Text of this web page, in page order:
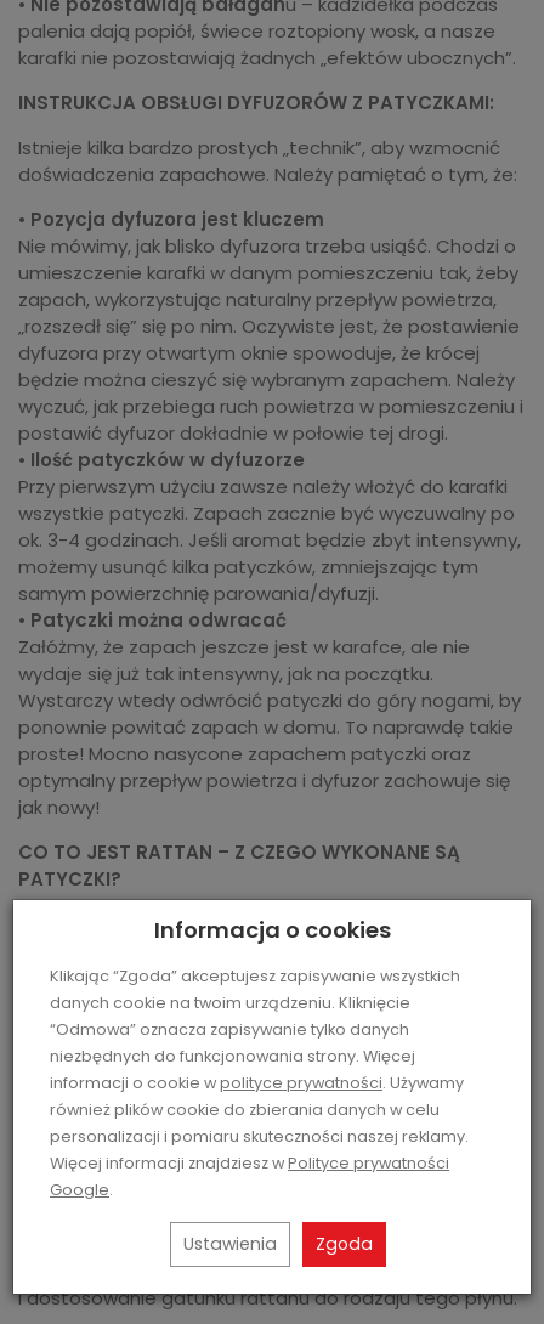
palenia dają popiół, świece roztopiony wosk, a nasze
karafki nie pozostawiają żadnych „efektów ubocznych”.
INSTRUKCJA OBSŁUGI DYFUZORÓW Z PATYCZKAMI:
Istnieje kilka bardzo prostych „technik”, aby wzmocnić
doświadczenia zapachowe. Należy pamiętać o tym, że:
• Pozycja dyfuzora jest kluczem
Nie mówimy, jak blisko dyfuzora trzeba usiąść. Chodzi o
umieszczenie karafki w danym pomieszczeniu tak, żeby
zapach, wykorzystując naturalny przepływ powietrza,
„rozszedł się” się po nim. Oczywiste jest, że postawienie
dyfuzora przy otwartym oknie spowoduje, że krócej
będzie można cieszyć się wybranym zapachem. Należy
wyczuć, jak przebiega ruch powietrza w pomieszczeniu i
postawić dyfuzor dokładnie w połowie tej drogi.
• Ilość patyczków w dyfuzorze
Przy pierwszym użyciu zawsze należy włożyć do karafki
wszystkie patyczki. Zapach zacznie być wyczuwalny po
ok. 3-4 godzinach. Jeśli aromat będzie zbyt intensywny,
możemy usunąć kilka patyczków, zmniejszając tym
samym powierzchnię parowania/dyfuzji.
• Patyczki można odwracać
Załóżmy, że zapach jeszcze jest w karafce, ale nie
wydaje się już tak intensywny, jak na początku.
Wystarczy wtedy odwrócić patyczki do góry nogami, by
ponownie powitać zapach w domu. To naprawdę takie
proste! Mocno nasycone zapachem patyczki oraz
optymalny przepływ powietrza i dyfuzor zachowuje się
jak nowy!
CO TO JEST RATTAN – Z CZEGO WYKONANE SĄ
PATYCZKI?
Rattan, zwany także trzcinopalmą lub trzciną
hiszpańską, jest rośliną z rodziny palm rosnącą w strefie
podzwrotnikowej. Rattan najwyższej jakości pochodzi z
Indonezji. Żeby patyczki rattanowe doskonale
absorbowały i uwalniały zapach zawarty w dyfuzorze,
muszą spełniać następujące warunki (szacuje się je
procentowo od 85-100% przy dobrej jakości patyczków):
• mieć idealny wygląd powierzchni,
• cechować się doskonałą mocą dyfuzyjną, czyli
przepuszczalnością kanalików wewnątrz patyczka.
Wygląd powierzchni patyczków
rattanu, z jakiego zostały wytworzone, a różnorodność
gatunków wiąże się z różnymi kosztami. Kolejny ważny
aspekt to rodzaj płynu, jaki patyczki mają przepuszczać
i dostosowanie gatunku rattanu do rodzaju tego płynu.
Informacja o cookies
Klikając “Zgoda” akceptujesz zapisywanie wszystkich
danych cookie na twoim urządzeniu. Kliknięcie
“Odmowa” oznacza zapisywanie tylko danych
niezbędnych do funkcjonowania strony. Więcej
informacji o cookie wpolityce prywatności. Używamy
również plików cookie do zbierania danych w celu
personalizacji i pomiaru skuteczności naszej reklamy.
Więcej informacji znajdziesz wPolityce prywatności
Google.
Ustawienia Zgoda